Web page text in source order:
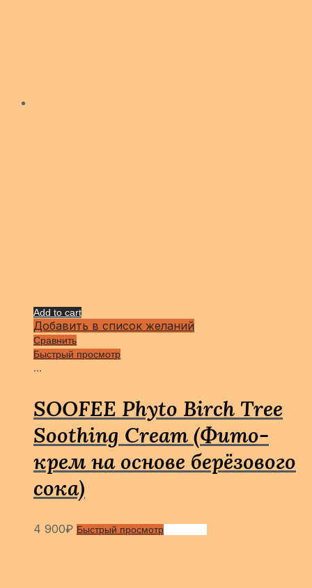
Add to cart
Добавить в список желаний
Сравнить
Быстрый просмотр
...
SOOFEE Phyto Birch Tree
Soothing Cream (Фито-
крем на основе берёзового
сока)
4 900₽ Быстрый просмотр